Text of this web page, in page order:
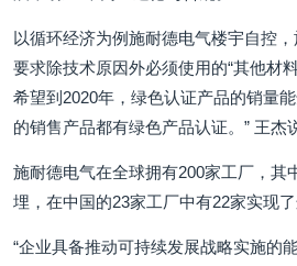
以循环经济为例施耐德电气楼宇自控
要求除技术原因外必须使用的“其他材
希望到2020年，绿色认证产品的销量
的销售产品都有绿色产品认证。” 王杰
施耐德电气在全球拥有200家工厂，其
埋，在中国的23家工厂中有22家实现了
“企业具备推动可持续发展战略实施的